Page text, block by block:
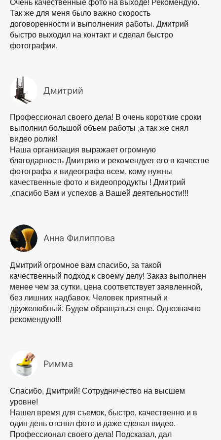
Очень качественные фото на выходе! Рекомендую.
Так же для меня было важно скорость
договоренности и выполнения работы. Дмитрий
быстро выходил на контакт и сделал быстро
фотографии.
Дмитрий
Профессионал своего дела! В очень короткие сроки
выполнил большой объем работы ,а так же снял
видео ролик!
Наша организация выражает огромную
благодарность Дмитрию и рекомендует его в качестве
фотографа и видеографа всем, кому нужны
качественные фото и видеопродукты ! Дмитрий
,спасибо Вам и успехов а Вашей деятельности!!!
Анна Филиппова
Дмитрий огромное вам спасибо, за такой
качественный подход к своему делу! Заказ выполнен
менее чем за сутки, цена соответствует заявленной,
без лишних надбавок. Человек приятный и
дружелюбный. Будем обращаться еще. Однозначно
рекомендую!!!
Римма
Спасибо, Дмитрий! Сотрудничество на высшем
уровне!
Нашел время для съемок, быстро, качественно и в
один день отснял фото и даже сделал видео.
Профессионал своего дела! Подсказал, дал